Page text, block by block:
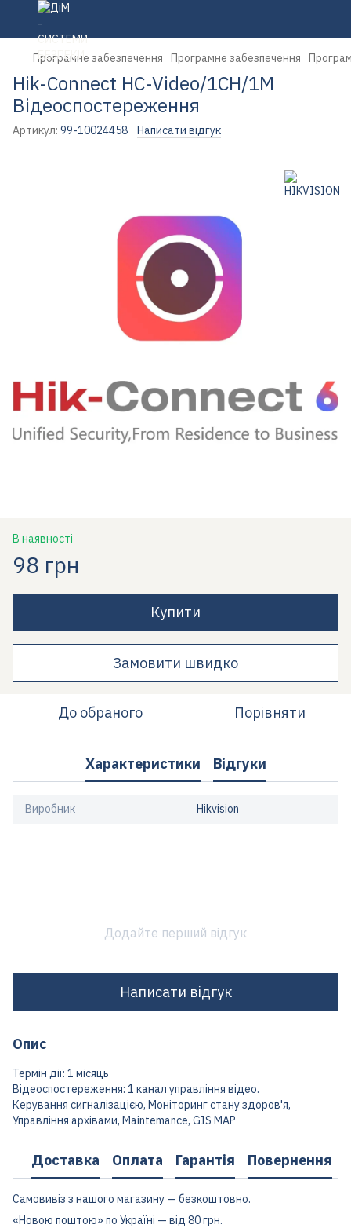
Програмне забезпечення Програмне забезпечення
Hik-Connect HC-Video/1CH/1M
Відеоспостереження
Артикул: 99-10024458 Написати відгук
В наявності
98 грн
Купити
Замовити швидко
До обраного Порівняти
Характеристики Відгуки
Виробник Hikvision
Додайте перший відгук
Написати відгук
Опис
Термін дії: 1 місяць
Відеоспостереження: 1 канал управління відео.
Керування сигналізацією, Моніторинг стану здоров'я,
Управління архівами, Maintemance, GIS MAP
Доставка Оплата Гарантія Повернення
Самовивіз з нашого магазину — безкоштовно.
«Новою поштою» по Україні — від 80 грн.